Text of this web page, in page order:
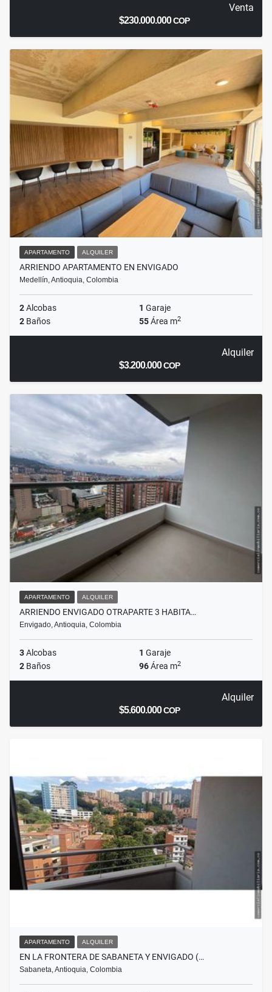
Venta
$230.000.000COP
APARTAMENTO ALQUILER
ARRIENDO APARTAMENTO EN ENVIGADO
Medellín, Antioquia, Colombia
2Alcobas 1 Garaje
2 Baños 55Área m2
Alquiler
$3.200.000COP
APARTAMENTO ALQUILER
ARRIENDO ENVIGADO OTRAPARTE 3 HABITA…
Envigado, Antioquia, Colombia
3Alcobas 1 Garaje
2 Baños 96Área m2
Alquiler
$5.600.000COP
APARTAMENTO ALQUILER
EN LA FRONTERA DE SABANETA Y ENVIGADO (…
Sabaneta, Antioquia, Colombia